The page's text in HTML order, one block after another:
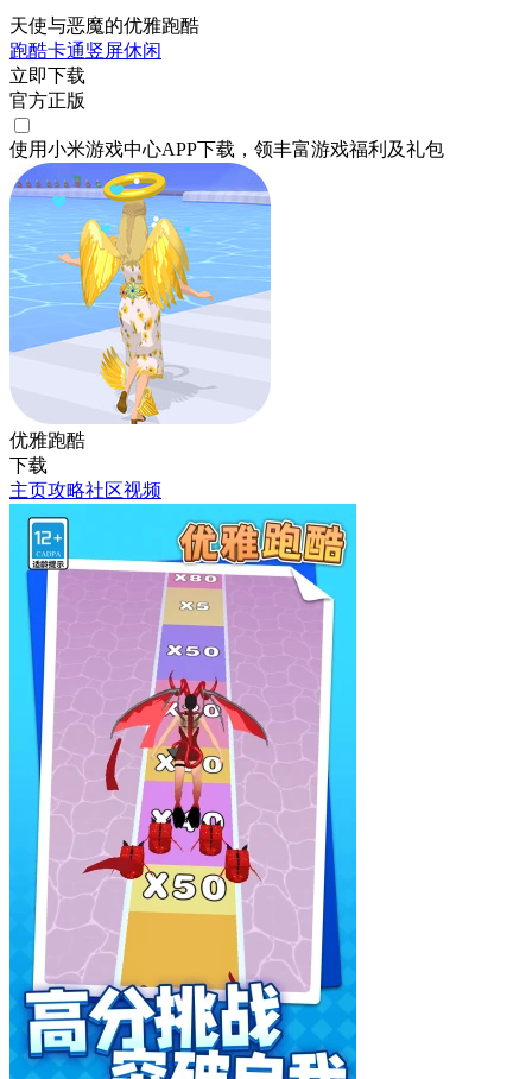
天使与恶魔的优雅跑酷
跑酷卡通竖屏休闲
立即下载
官方正版
使用小米游戏中心APP下载 ，领丰富游戏福利 及礼包
优雅跑酷
下载
主页攻略社区视频